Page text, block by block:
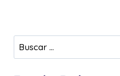
Buscar: